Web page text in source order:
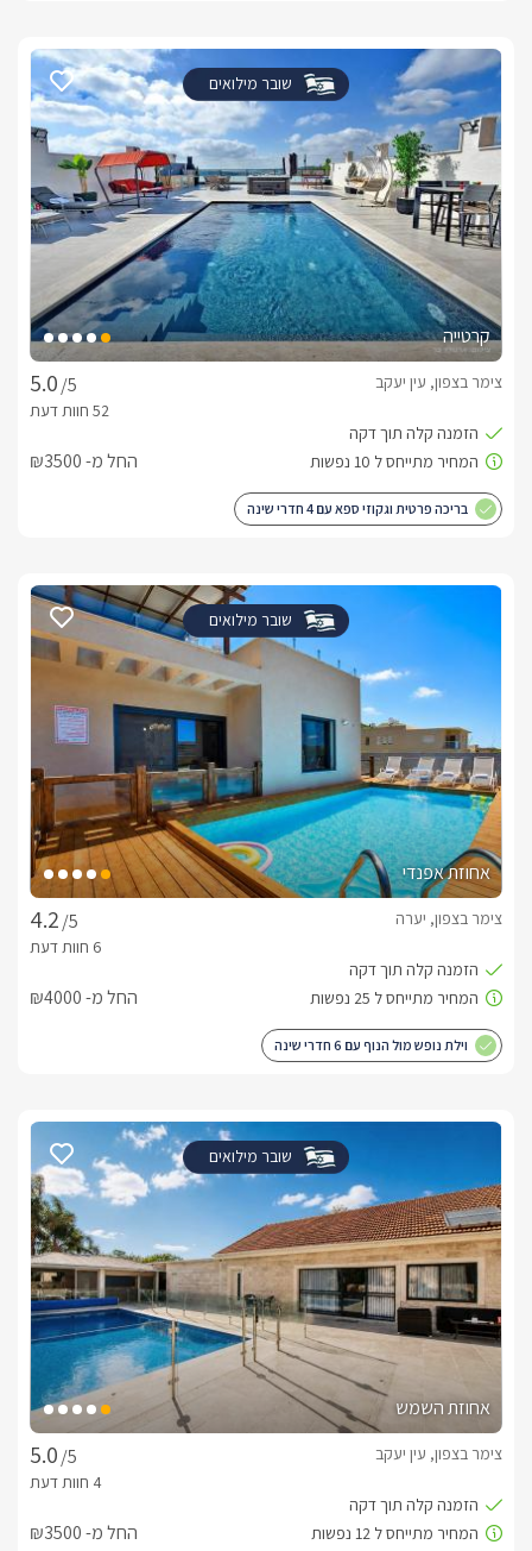
שובר מילואים
קרטייה
/5
צימר בצפון, עין יעקב
החל מ- ₪3500
בריכה פרטית וגקוזי ספא עם 4 חדרי שינה
שובר מילואים
אחוזת אפנדי
/5
צימר בצפון, יערה
החל מ- ₪4000
וילת נופש מול הנוף עם 6 חדרי שינה
שובר מילואים
אחוזת השמש
/5
צימר בצפון, עין יעקב
החל מ- ₪3500